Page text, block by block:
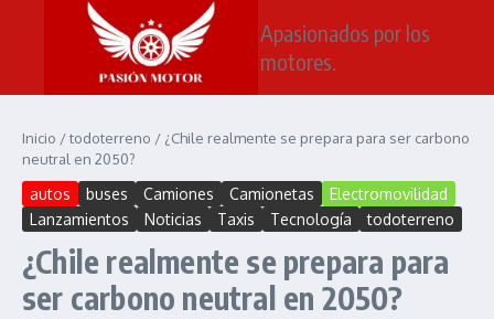
Saltar al contenido
Apasionados por los
motores.
Inicio /todoterreno / ¿Chile realmente se prepara para ser carbono
neutral en 2050?
autos buses Camiones Camionetas
Electromovilidad
Lanzamientos
Noticias Taxis Tecnología todoterreno
¿Chile realmente se prepara para
ser carbono neutral en 2050?